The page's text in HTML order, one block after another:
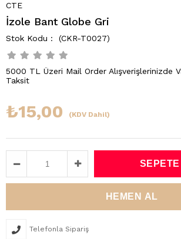
CTE
İzole Bant Globe Gri
(CKR-T0027)
5000 TL Üzeri Mail Order Alışverişlerinizde
Taksit
₺15,00 (KDV Dahil)
Telefonla Sipariş